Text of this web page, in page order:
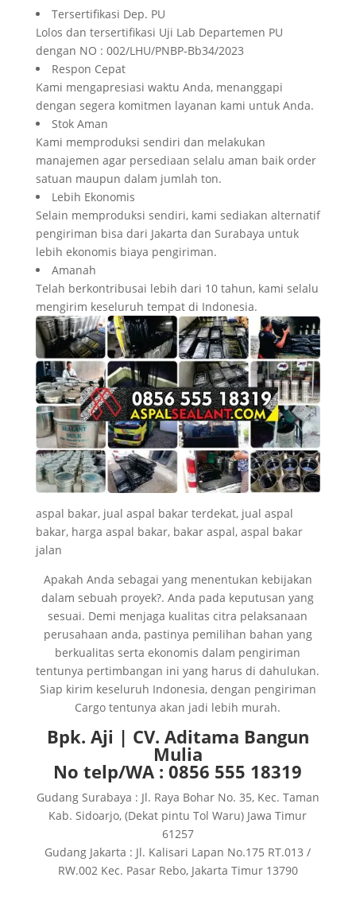
Tersertifikasi Dep. PU
Lolos dan tersertifikasi Uji Lab Departemen PU
dengan NO : 002/LHU/PNBP-Bb34/2023
Respon Cepat
Kami mengapresiasi waktu Anda, menanggapi
dengan segera komitmen layanan kami untuk Anda.
Stok Aman
Kami memproduksi sendiri dan melakukan
manajemen agar persediaan selalu aman baik order
satuan maupun dalam jumlah ton.
Lebih Ekonomis
Selain memproduksi sendiri, kami sediakan alternatif
pengiriman bisa dari Jakarta dan Surabaya untuk
lebih ekonomis biaya pengiriman.
Amanah
Telah berkontribusai lebih dari 10 tahun, kami selalu
mengirim keseluruh tempat di Indonesia.
aspal bakar, jual aspal bakar terdekat, jual aspal
bakar, harga aspal bakar, bakar aspal, aspal bakar
jalan
Apakah Anda sebagai yang menentukan kebijakan
dalam sebuah proyek?. Anda pada keputusan yang
sesuai. Demi menjaga kualitas citra pelaksanaan
perusahaan anda, pastinya pemilihan bahan yang
berkualitas serta ekonomis dalam pengiriman
tentunya pertimbangan ini yang harus di dahulukan.
Siap kirim keseluruh Indonesia, dengan pengiriman
Cargo tentunya akan jadi lebih murah.
Bpk. Aji | CV. Aditama Bangun
Mulia
No telp/WA : 0856 555 18319
Gudang Surabaya : Jl. Raya Bohar No. 35, Kec. Taman
Kab. Sidoarjo, (Dekat pintu Tol Waru) Jawa Timur
61257
Gudang Jakarta : Jl. Kalisari Lapan No.175 RT.013 /
RW.002 Kec. Pasar Rebo, Jakarta Timur 13790